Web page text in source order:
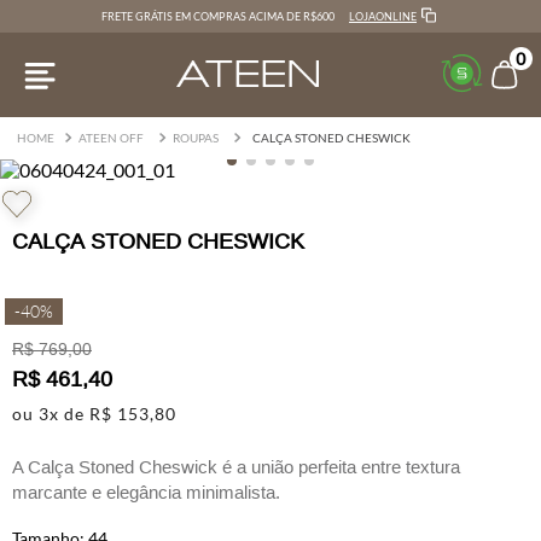
FRETE GRÁTIS EM COMPRAS ACIMA DE R$600 LOJAONLINE
0
ATEEN OFF ROUPAS CALÇA STONED CHESWICK
CALÇA STONED CHESWICK
-40%
R$ 769,00
R$ 461,40
ou 3x de R$ 153,80
A Calça Stoned Cheswick é a união perfeita entre textura
marcante e elegância minimalista.